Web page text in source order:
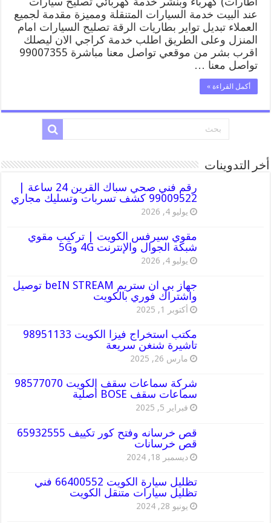
عند البيت خدمة السيارات المتنقلة ومميزة مقدمة لجميع
العملاء تبديل تواير بطاريات الرقة تصليح السيارات امام
المنزل وعلى الطريق اطلب خدمة كراجي الان ليصلك
اقرب بشر من موقعي تواصل معنا مباشرة 99007355
تواصل معنا …
أكمل القراءة »
أخر التدوينات
رقم فني صحي سباك القرين 24 ساعة |
99009522 كشف تسربات وتسليك مجاري
يوليو 4, 2026
مقوي سيرفس الكويت | تركيب مقوي
شبكة الجوال والإنترنت 4G و5G
يوليو 4, 2026
جهاز بي ان ستريم beIN STREAM توصيل
واشتراك فوري بالكويت
أكتوبر 1, 2025
مكتب استخراج فيزا الكويت 98951133
تاشيرة شنغن سريعة
مارس 26, 2025
شركة سماعات سقف الكويت 98577070
سماعات سقف BOSE أصلية
فبراير 5, 2025
قص خرسانه وفتح كور تكييف 65932555
قص خرسانات
ديسمبر 18, 2024
تظليل سيارة الكويت 66400552 فني
تظليل سيارات متنقل الكويت
يونيو 28, 2024